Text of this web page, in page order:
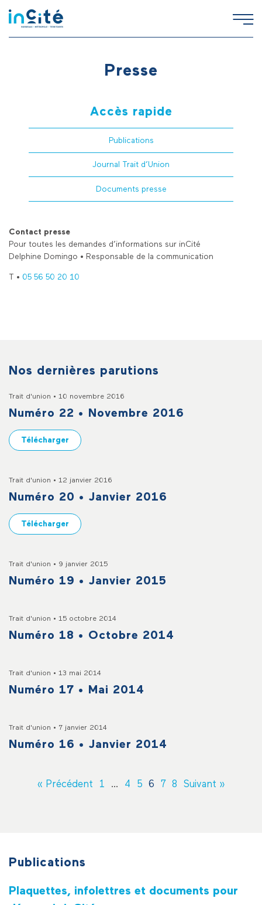
Presse
Accès rapide
Publications
Journal Trait d’Union
Documents presse
Contact presse
Pour toutes les demandes d’informations sur inCité
Delphine Domingo • Responsable de la communication
T • 05 56 50 20 10
Nos dernières parutions
Trait d'union • 10 novembre 2016
Numéro 22 • Novembre 2016
Télécharger
Trait d'union • 12 janvier 2016
Numéro 20 • Janvier 2016
Télécharger
Trait d'union • 9 janvier 2015
Numéro 19 • Janvier 2015
Trait d'union • 15 octobre 2014
Numéro 18 • Octobre 2014
Trait d'union • 13 mai 2014
Numéro 17 • Mai 2014
Trait d'union • 7 janvier 2014
Numéro 16 • Janvier 2014
« Précédent 1 … 4 5 6 7 8 Suivant »
Publications
Plaquettes, infolettres et documents pour